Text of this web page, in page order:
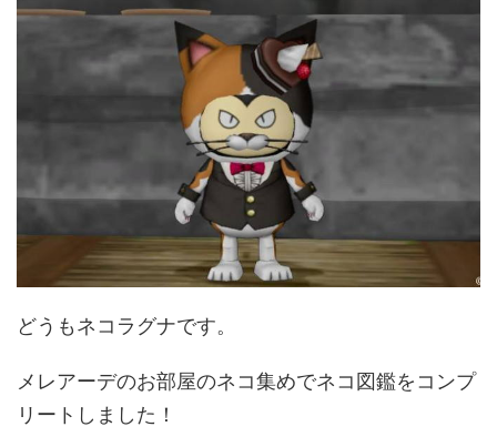
どうもネコラグナです。
メレアーデのお部屋のネコ集めでネコ図鑑をコンプ
リートしました！